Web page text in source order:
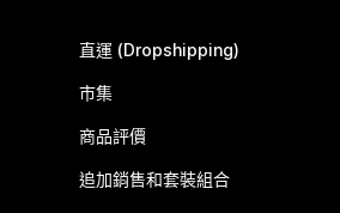
直運 (Dropshipping)
市集
商品評價
追加銷售和套裝組合